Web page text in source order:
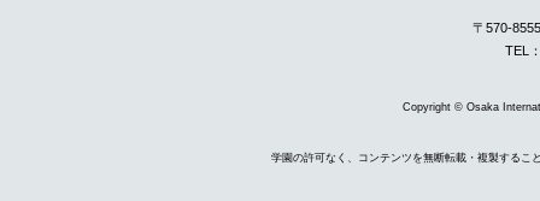
〒570-
TEL
Copyright © Osaka
学園の許可なく、コンテンツを無断転載・複製するこ